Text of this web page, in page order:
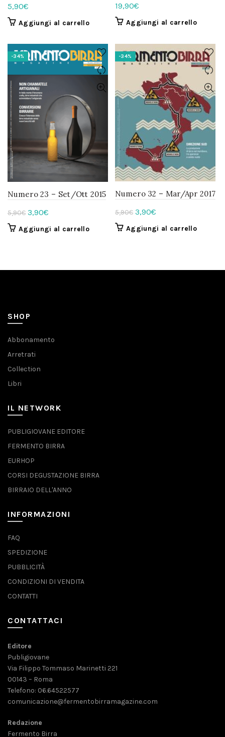
5,90€
Aggiungi al carrello
19,90€
Aggiungi al carrello
-34%
Numero 23 – Set/Ott 2015
5,90€ Il
prezzo
3,90€
prezzo
Aggiungi al carrello
-34%
Numero 32 – Mar/Apr 2017
5,90€ Il
prezzo
3,90€
prezzo
Aggiungi al carrello
SHOP
Abbonamento
Arretrati
Collection
Libri
IL NETWORK
PUBLIGIOVANE EDITORE
FERMENTO BIRRA
EURHOP
CORSI DEGUSTAZIONE BIRRA
BIRRAIO DELL'ANNO
INFORMAZIONI
FAQ
SPEDIZIONE
PUBBLICITÀ
CONDIZIONI DI VENDITA
CONTATTI
CONTATTACI
Editore
Publigiovane
Via Filippo Tommaso Marinetti 221
00143 – Roma
Telefono: 06.64522577
comunicazione@fermentobirramagazine.com
Redazione
Fermento Birra